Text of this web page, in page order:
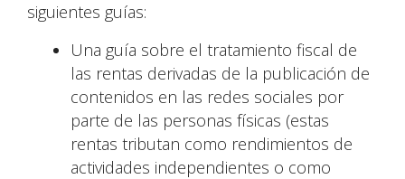
siguientes guías:
Una guía sobre el tratamiento fiscal de
las rentas derivadas de la publicación de
contenidos en las redes sociales por
parte de las personas físicas (estas
rentas tributan como rendimientos de
actividades independientes o como